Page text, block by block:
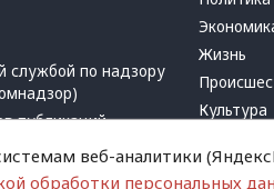
службой по надзору
публикаций.
Жизнь
Культура
Криминал
веб-аналитики
обработки персональных